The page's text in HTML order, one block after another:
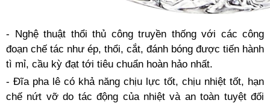
- Nghệ thuật thổi thủ công truyền thống với các công
đoạn chế tác như ép, thổi, cắt, đánh bóng được tiến hành
tì mỉ, cầu kỳ đạt tới tiêu chuẩn hoàn hảo nhất.
- Đĩa pha lê có khả năng chịu lực tốt, chịu nhiệt tốt, hạn
chế nứt vỡ do tác động của nhiệt và an toàn tuyệt đối